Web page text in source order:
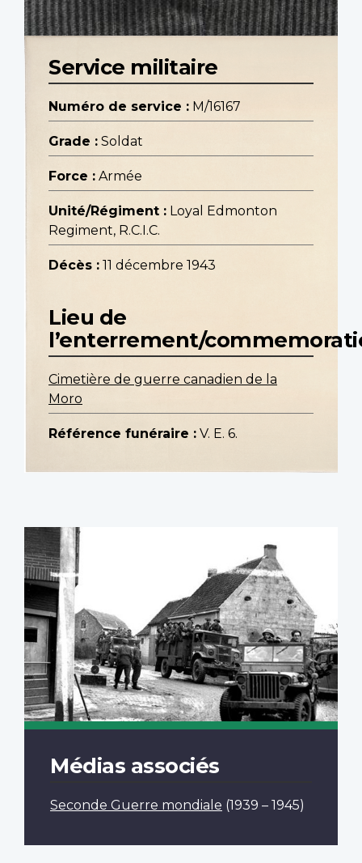
Service militaire
Numéro de service : M/16167
Grade : Soldat
Force : Armée
Unité/Régiment : Loyal Edmonton
Regiment, R.C.I.C.
Décès : 11 décembre 1943
Lieu de
l’enterrement/
Cimetière de guerre canadien de la
Moro
Référence funéraire : V. E. 6.
Médias associés
Seconde Guerre mondiale (1939 – 1945)